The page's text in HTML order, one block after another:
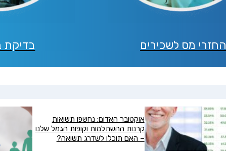
החזרי מס לשכירים בדיקת
אוקטובר האדום: נחשפו תשואות
קרנות ההשתלמות וקופות הגמל שלנו
– האם תוכלו לשדרג תשואה?